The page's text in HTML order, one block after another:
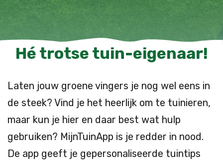
Hé trotse tuin-eigenaar!
Laten jouw groene vingers je nog wel eens in
de steek? Vind je het heerlijk om te tuinieren,
maar kun je hier en daar best wat hulp
gebruiken? MijnTuinApp is je redder in nood.
De app geeft je gepersonaliseerde tuintips